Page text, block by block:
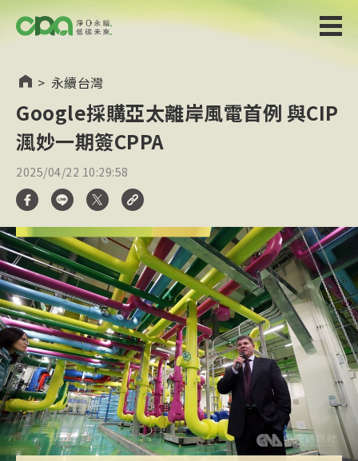
> 永續台灣
Google採購亞太離岸風電首例 與CIP
渢妙一期簽CPPA
2025/04/22 10:29:58